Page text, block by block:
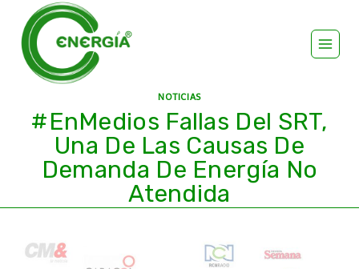
NOTICIAS
#EnMedios Fallas Del SRT,
Una De Las Causas De
Demanda De Energía No
Atendida